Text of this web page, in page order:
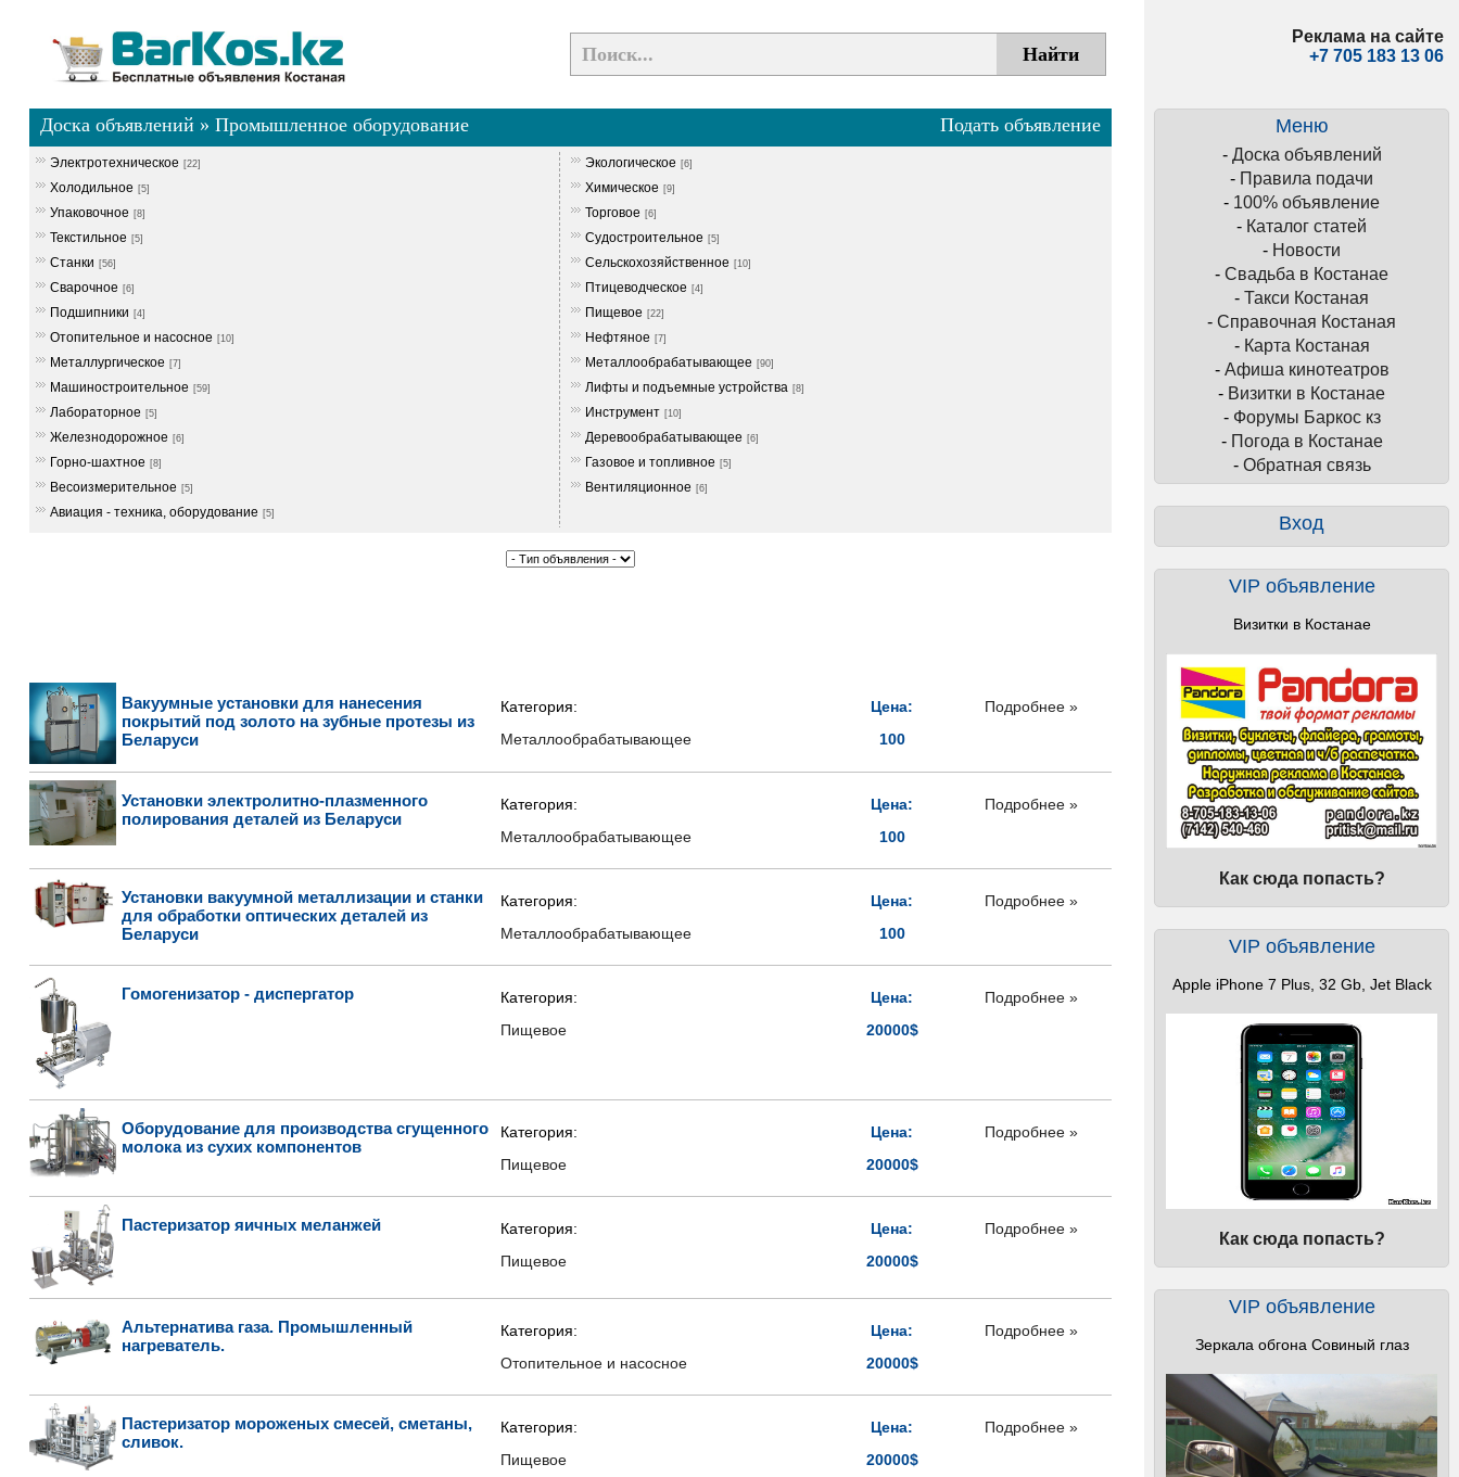
Реклама на сайте
+7 705 183 13 06
Меню
- Доска объявлений
- Правила подачи
- 100% объявление
- Каталог статей
- Новости
- Свадьба в Костанае
- Такси Костаная
- Справочная Костаная
- Карта Костаная
- Афиша кинотеатров
- Визитки в Костанае
- Форумы Баркос кз
- Погода в Костанае
- Обратная связь
Вход
VIP объявление
Визитки в Костанае
Как сюда попасть?
VIP объявление
Apple iPhone 7 Plus, 32 Gb, Jet Black
Как сюда попасть?
VIP объявление
Зеркала обгона Совиный глаз
Подать объявление
Доска объявлений » Промышленное оборудование
Электротехническое [22] Экологическое [6]
Холодильное [5] Химическое [9]
Упаковочное [8] Торговое [6]
Текстильное [5] Судостроительное [5]
Станки [56] Сельскохозяйственное [10]
Сварочное [6] Птицеводческое [4]
Подшипники [4] Пищевое [22]
Отопительное и насосное [10] Нефтяное [7]
Металлургическое [7] Металлообрабатывающее [90]
Машиностроительное [59] Лифты и подъемные устройства [8]
Лабораторное [5] Инструмент [10]
Железнодорожное [6] Деревообрабатывающее [6]
Горно-шахтное [8] Газовое и топливное [5]
Весоизмерительное [5] Вентиляционное [6]
Авиация - техника, оборудование [5]
Вакуумные установки для нанесения
покрытий под золото на зубные протезы из
Беларуси
Категория:
Металлообрабатывающее
Цена:
100
Подробнее »
Установки электролитно-плазменного
полирования деталей из Беларуси
Категория:
Металлообрабатывающее
Цена:
100
Подробнее »
Установки вакуумной металлизации и станки
для обработки оптических деталей из
Беларуси
Категория:
Металлообрабатывающее
Цена:
100
Подробнее »
Гомогенизатор - диспергатор
Категория:
Пищевое
Цена:
20000$
Подробнее »
Оборудование для производства сгущенного
молока из сухих компонентов
Категория:
Пищевое
Цена:
20000$
Подробнее »
Пастеризатор яичных меланжей
Категория:
Пищевое
Цена:
20000$
Подробнее »
Альтернатива газа. Промышленный
нагреватель.
Категория:
Отопительное и насосное
Цена:
20000$
Подробнее »
Пастеризатор мороженых смесей, сметаны,
сливок.
Категория:
Пищевое
Цена:
20000$
Подробнее »